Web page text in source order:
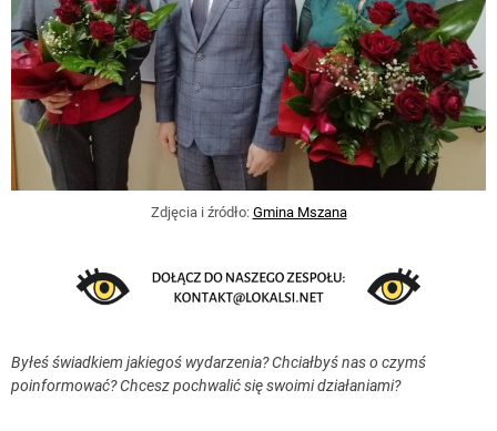
Zdjęcia i źródło: Gmina Mszana
Byłeś świadkiem jakiegoś wydarzenia? Chciałbyś nas o czymś
poinformować? Chcesz pochwalić się swoimi działaniami?